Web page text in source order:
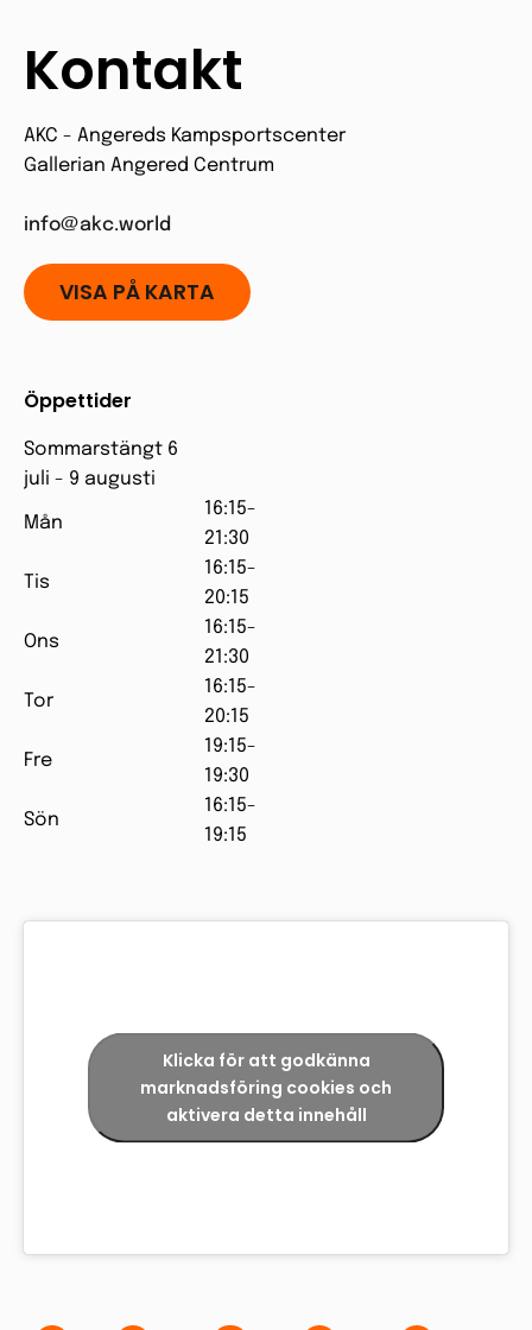
Kontakt
AKC - Angereds Kampsportscenter
Gallerian Angered Centrum
info@akc.world
VISA PÅ KARTA
Öppettider
Sommarstängt 6
juli - 9 augusti
Mån
16:15-
21:30
Tis
16:15-
20:15
Ons
16:15-
21:30
Tor
16:15-
20:15
Fre
19:15-
19:30
Sön
16:15-
19:15
Klicka för att godkänna
marknadsföring cookies och
aktivera detta innehåll